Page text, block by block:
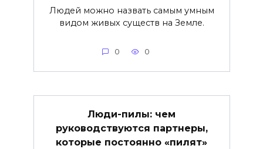
Людей можно назвать самым умным
видом живых существ на Земле.
0 0
Люди-пилы: чем
руководствуются партнеры,
которые постоянно «пилят»